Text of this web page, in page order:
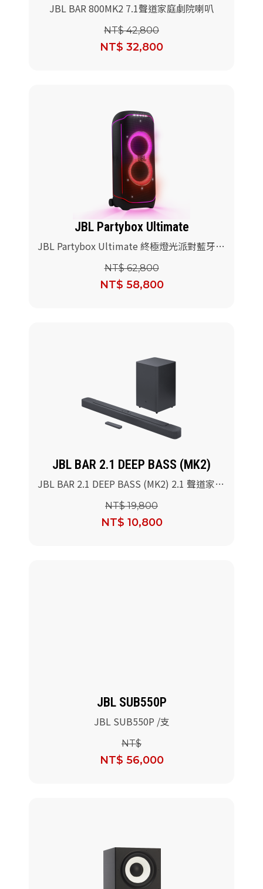
JBL BAR 800MK2 7.1聲道家庭劇院喇叭
NT$ 42,800
NT$ 32,800
JBL Partybox Ultimate
JBL Partybox Ultimate 終極燈光派對藍牙喇
叭(送JBL Wireless Microphone 無線麥克風)
NT$ 62,800
NT$ 58,800
JBL BAR 2.1 DEEP BASS (MK2)
JBL BAR 2.1 DEEP BASS (MK2) 2.1 聲道家庭
NT$ 19,800
NT$ 10,800
JBL SUB550P
JBL SUB550P /支
NT$
NT$ 56,000